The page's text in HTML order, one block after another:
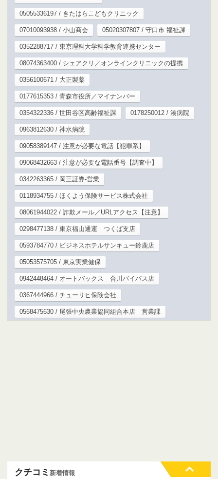
05055336197 / きたはらこどもクリニック
07010093938 / 小山商会 05020307807 / 守口市 福祉課
0352288717 / 東京理科大学科学教育連携センター
08074363400 / シェアクリ／オンラインクリニックの提携
0356100671 / 大正製薬
0177615353 / 青森市役所／マイナンバー
0354322336 / 世田谷区高齢福祉課 0178250012 / 湊病院
0963812630 / 神水病院
09058389147 / 注意が必要な電話【犯罪系】
09068432663 / 注意が必要な電話番号【調査中】
0342263365 / 岡三証券-営業
0118934755 / ほくよう保険サービス株式会社
08061944022 / 詐欺メール／URLアクセス【注意】
0298477138 / 東京福山通運 つくば支店
0593784770 / ビジネスホテルサンキュー鈴鹿店
05053575705 / 東京実業健保
0942448464 / オートバックス 合川バイパス店
0367444966 / チューリヒ保険会社
0568475630 / 尾張中央農業協同組合本店 営業課
クチコミ 新着情報